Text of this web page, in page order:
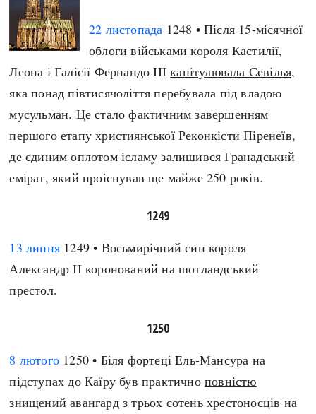
22 листопада 1248 • Після 15-місячної
облоги військами короля Кастилії,
Леона і Галісії Фернандо IIIкапітулювала Севілья,
яка понад півтисячоліття перебувала під владою
мусульман. Це стало фактичним завершенням
першого етапу християнської Реконкісти Піренеїв,
де єдиним оплотом ісламу залишився Гранадський
емірат, який проіснував ще майже 250 років.
1249
13 липня 1249 • Восьмирічний син короля
Александр II коронований на шотландський
престол.
1250
8 лютого 1250 • Біля фортеці Ель-Мансура на
підступах до Каїру був практичноповністю
знищений авангард з трьох сотень хрестоносців на